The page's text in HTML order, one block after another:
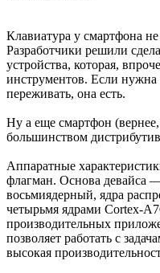
Клавиатура у смартфона
Разработчики решили
устройства, которая,
инструментов. Если
переживать, она есть.
Ну а еще смартфон
большинством
Аппаратные
флагман. Основа девайса
восьмиядерный, ядра
четырьмя ядрами Cortex-
производительных
позволяет работать с
высокая